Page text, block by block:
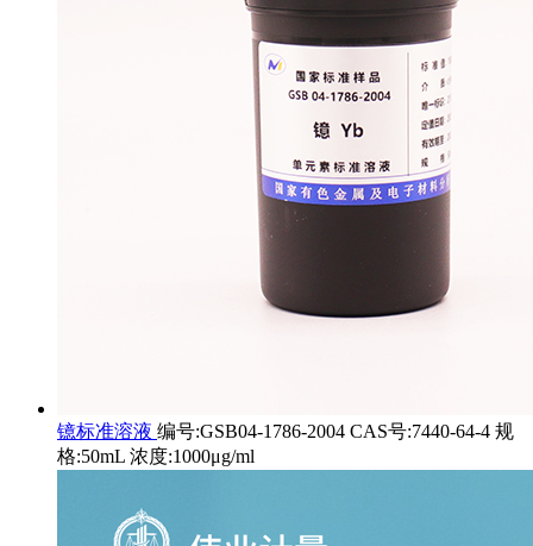
镱标准溶液 编号:GSB04-1786-2004 CAS号:7440-64-4 规
格:50mL 浓度:1000μg/ml